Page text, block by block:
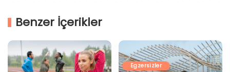
Benzer İçerikler
Egzersizler